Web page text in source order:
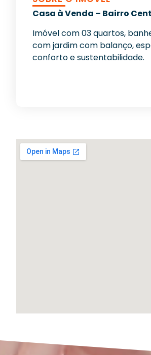
Casa à Venda – Bairro
Imóvel com 03 quartos,
com jardim com balanço,
conforto e sustentabilidade.